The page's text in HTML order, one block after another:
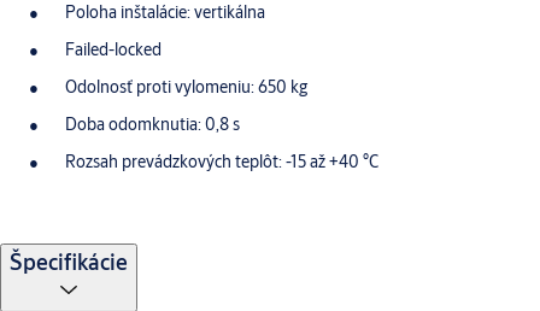
Poloha inštalácie: vertikálna
Failed-locked
Odolnosť proti vylomeniu: 650 kg
Doba odomknutia: 0,8 s
Rozsah prevádzkových teplôt: -15 až +40 °C
Špecifikácie